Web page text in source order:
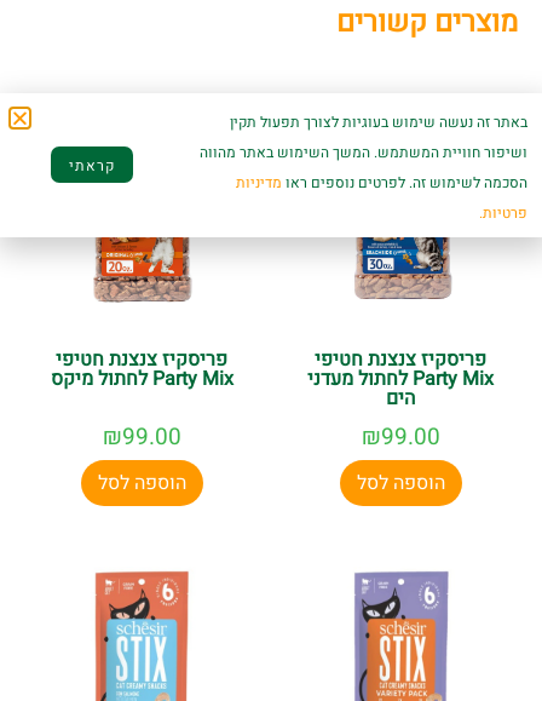
מוצרים קשורים
פריסקיז צנצנת חטיפי
Party Mix לחתול מעדני
הים
₪99.00
הוספה לסל
פריסקיז צנצנת חטיפי
Party Mix לחתול מיקס
₪99.00
הוספה לסל
באתר זה נעשה שימוש בעוגיות לצורך תפעול תקין
ושיפור חוויית המשתמש. המשך השימוש באתר מהווה
הסכמה לשימוש זה. לפרטים נוספים ראו מדיניות
פרטיות.
קראתי